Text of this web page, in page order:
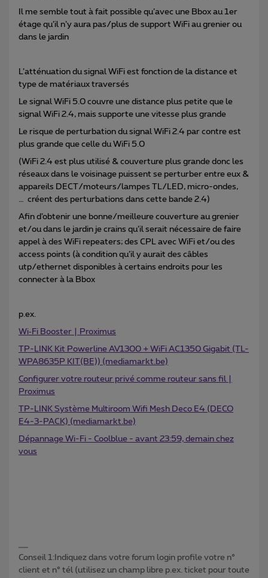
Il me semble tout à fait possible qu’avec une Bbox au 1er
étage qu’il n’y aura pas/plus de support WiFi au grenier ou
dans le jardin
L’atténuation du signal WiFi est fonction de la distance et
type de matériaux traversés
Le signal WiFi 5.0 couvre une distance plus petite que le
signal WiFi 2.4, mais supporte une vitesse plus grande
Le risque de perturbation du signal WiFi 2.4 par contre est
plus grande que celle du WiFi 5.0
(WiFi 2.4 est plus utilisé & couverture plus grande donc les
réseaux dans le voisinage puissent se perturber entre eux &
appareils DECT/moteurs/lampes TL/LED, micro-ondes,
… créent des perturbations dans cette bande 2.4)
Afin d’obtenir une bonne/meilleure couverture au grenier
et/ou dans le jardin je crains qu’il serait nécessaire de faire
appel à des WiFi repeaters; des CPL avec WiFi et/ou des
access points (à condition qu’il y aurait des câbles
utp/ethernet disponibles à certains endroits pour les
connecter à la Bbox
p.ex.
Wi‑Fi Booster | Proximus
TP-LINK Kit Powerline AV1300 + WiFi AC1350 Gigabit (TL-
WPA8635P KIT(BE)) (mediamarkt.be)
Configurer votre routeur privé comme routeur sans fil |
Proximus
TP-LINK Système Multiroom Wifi Mesh Deco E4 (DECO
E4-3-PACK) (mediamarkt.be)
Dépannage Wi-Fi - Coolblue - avant 23:59, demain chez
vous
Conseil 1:Indiquez dans votre forum login profile votre n°
client et n° tél (utilisez un champ libre p.ex. ticket pour toute